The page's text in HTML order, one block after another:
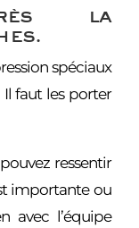
la
spéciaux
faut les porter
ressentir
importante ou
avec l’équipe